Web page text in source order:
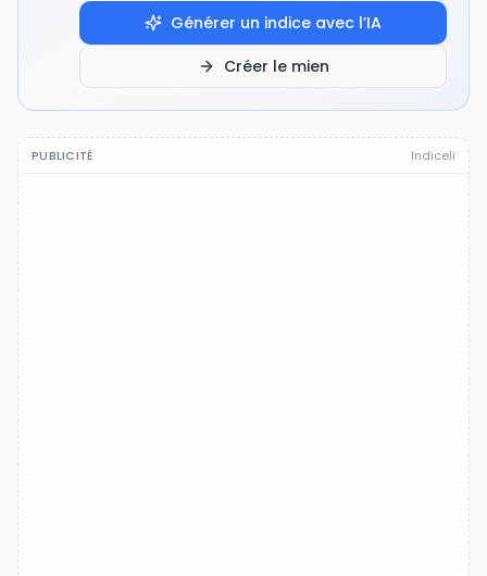
Générer un indice avec l’IA
Créer le mien
PUBLICITÉ Indiceli